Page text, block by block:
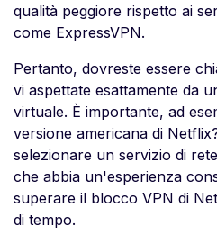
qualità peggiore rispetto ai
come ExpressVPN.
Pertanto, dovreste essere
vi aspettate esattamente da
virtuale. È importante, ad
versione americana di
selezionare un servizio di
che abbia un'esperienza
superare il blocco VPN di
di tempo.